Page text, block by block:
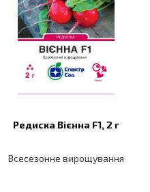
Редиска Вієнна F1, 2 г
Всесезонне вирощування